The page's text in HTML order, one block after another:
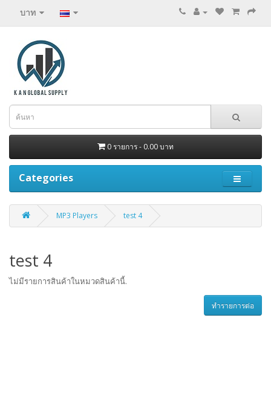
บาท
0 รายการ - 0.00 บาท
Categories
MP3 Players test 4
test 4
ไม่มีรายการสินค้าในหมวดสินค้านี้.
ทำรายการต่อ